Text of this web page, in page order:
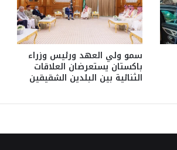
سمو ولي العهد ورئيس وزراء
باكستان يستعرضان العلاقات
الثنائية بين البلدين الشقيقين